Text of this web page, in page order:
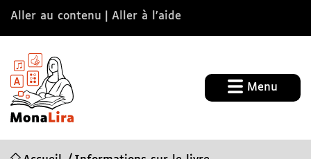
Aller au contenu Aller à l’aide
Menu